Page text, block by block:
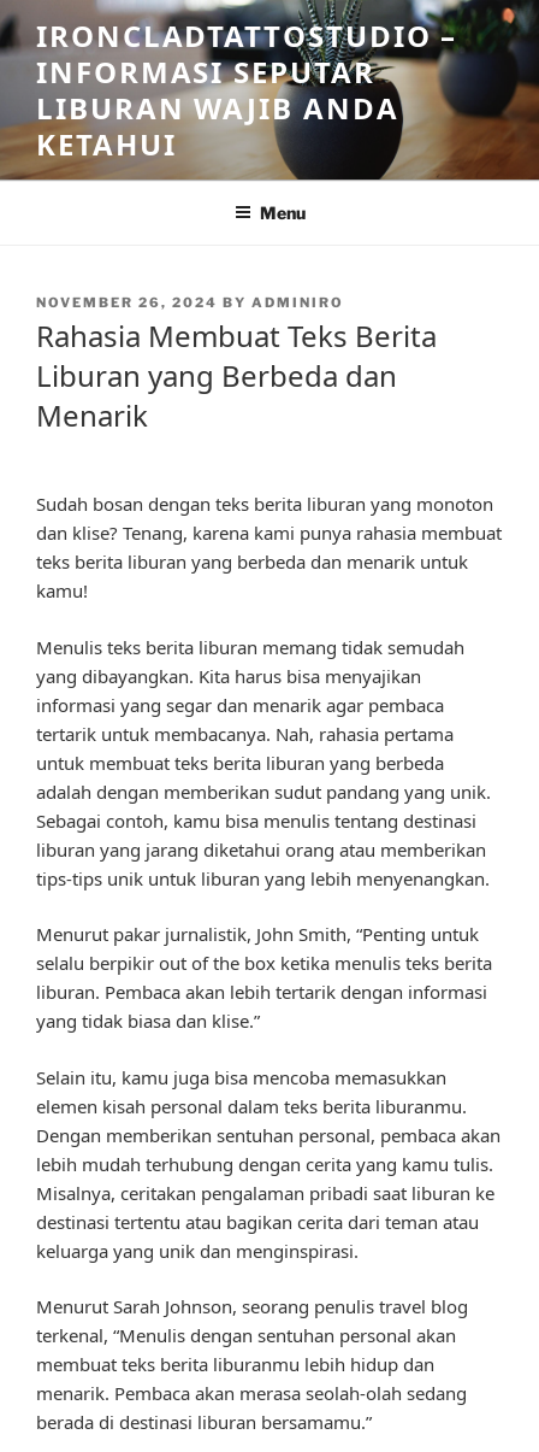
Skip
to
content
IRONCLADTATTOSTUDIO –
INFORMASI SEPUTAR
LIBURAN WAJIB ANDA
KETAHUI
Menu
POSTED
NOVEMBER 26, 2024 BY ADMINIRO
Rahasia Membuat Teks Berita
Liburan yang Berbeda dan
Menarik
Sudah bosan dengan teks berita liburan yang monoton
dan klise? Tenang, karena kami punya rahasia membuat
teks berita liburan yang berbeda dan menarik untuk
kamu!
Menulis teks berita liburan memang tidak semudah
yang dibayangkan. Kita harus bisa menyajikan
informasi yang segar dan menarik agar pembaca
tertarik untuk membacanya. Nah, rahasia pertama
untuk membuat teks berita liburan yang berbeda
adalah dengan memberikan sudut pandang yang unik.
Sebagai contoh, kamu bisa menulis tentang destinasi
liburan yang jarang diketahui orang atau memberikan
tips-tips unik untuk liburan yang lebih menyenangkan.
Menurut pakar jurnalistik, John Smith, “Penting untuk
selalu berpikir out of the box ketika menulis teks berita
liburan. Pembaca akan lebih tertarik dengan informasi
yang tidak biasa dan klise.”
Selain itu, kamu juga bisa mencoba memasukkan
elemen kisah personal dalam teks berita liburanmu.
Dengan memberikan sentuhan personal, pembaca akan
lebih mudah terhubung dengan cerita yang kamu tulis.
Misalnya, ceritakan pengalaman pribadi saat liburan ke
destinasi tertentu atau bagikan cerita dari teman atau
keluarga yang unik dan menginspirasi.
Menurut Sarah Johnson, seorang penulis travel blog
terkenal, “Menulis dengan sentuhan personal akan
membuat teks berita liburanmu lebih hidup dan
menarik. Pembaca akan merasa seolah-olah sedang
berada di destinasi liburan bersamamu.”